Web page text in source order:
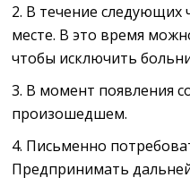
В течение следующих
месте. В это время
чтобы исключить
В момент появления
произошедшем.
Письменно
Предпринимать